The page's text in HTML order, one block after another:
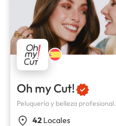
Oh my Cut!
Peluquería y belleza profesional.
42 Locales